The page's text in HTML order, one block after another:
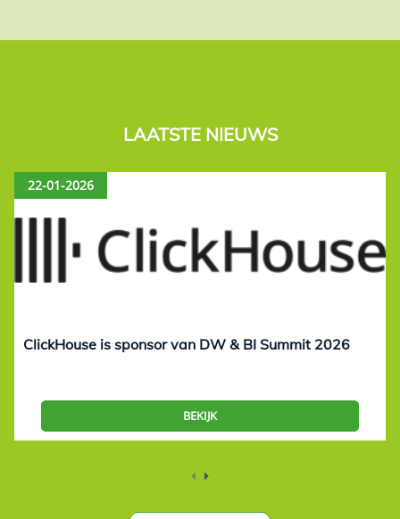
LAATSTE NIEUWS
22-01-2026
ClickHouse is sponsor van DW & BI Summit 2026
BEKIJK